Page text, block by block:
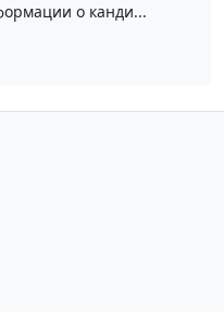
о канди...